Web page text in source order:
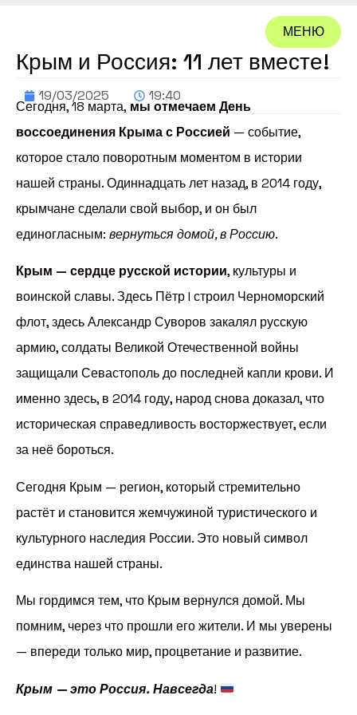
МЕНЮ
ЗАКРЫТЬ
Крым и Россия: 11 лет вместе!
19/03/2025 19:40
Сегодня, 18 марта, мы отмечаем День
воссоединения Крыма с Россией — событие,
которое стало поворотным моментом в истории
нашей страны. Одиннадцать лет назад, в 2014 году,
крымчане сделали свой выбор, и он был
единогласным: вернуться домой, в Россию.
Крым — сердце русской истории, культуры и
воинской славы. Здесь Пётр I строил Черноморский
флот, здесь Александр Суворов закалял русскую
армию, солдаты Великой Отечественной войны
защищали Севастополь до последней капли крови. И
именно здесь, в 2014 году, народ снова доказал, что
историческая справедливость восторжествует, если
за неё бороться.
Сегодня Крым — регион, который стремительно
растёт и становится жемчужиной туристического и
культурного наследия России. Это новый символ
единства нашей страны.
Мы гордимся тем, что Крым вернулся домой. Мы
помним, через что прошли его жители. И мы уверены
— впереди только мир, процветание и развитие.
Крым — это Россия. Навсегда!